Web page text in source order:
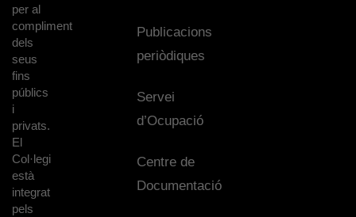
per al
compliment
dels
seus
fins
públics
i
privats.
El
Col·legi
està
integrat
pels
Publicacions
periòdiques
Servei
d’Ocupació
Centre de
Documentació